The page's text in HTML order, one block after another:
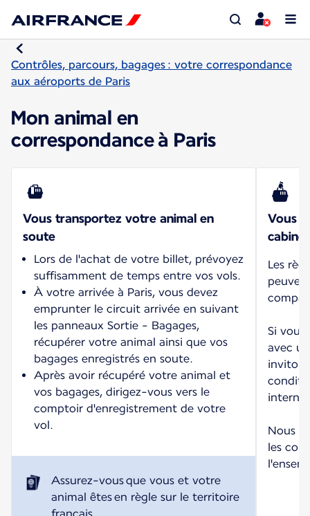
Contrôles, parcours, bagages : votre correspondance
aux aéroports de Paris
Mon animal en
correspondance à Paris
Vous transportez votre animal en
soute
Lors de l'achat de votre billet, prévoyez
suffisamment de temps entre vos vols.
À votre arrivée à Paris, vous devez
emprunter le circuit arrivée en suivant
les panneaux Sortie - Bagages,
récupérer votre animal ainsi que vos
bagages enregistrés en soute.
Après avoir récupéré votre animal et
vos bagages, dirigez-vous vers le
comptoir d'enregistrement de votre
vol.
Assurez-vous que vous et votre
animal êtes en règle sur le territoire
Vous
cabine
Les
Si vous
avec
Nous
les